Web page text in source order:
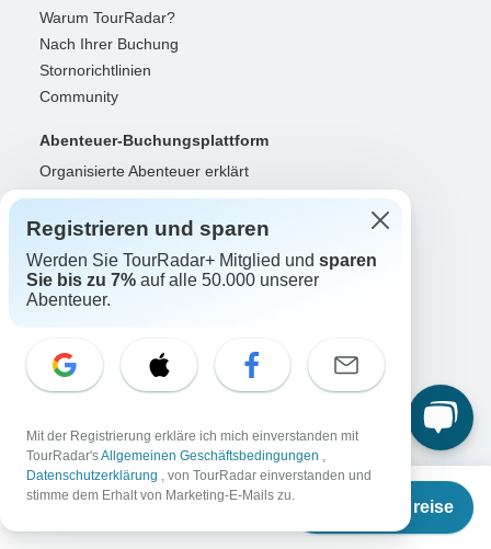
Termine & Preise
Warum TourRadar?
Nach Ihrer Buchung
Stornorichtlinien
Community
Abenteuer-Buchungsplattform
Organisierte Abenteuer erklärt
Vernetzte Geschäftslösungen
Reiseveranstalter
Erfolgreiches Business aufbauen
Zahlungslösungen
Maximieren Sie Direktbuchungen
Login für Veranstalter
Reiseführer des Jahres
Als Reiseführer registrieren
Login für Reiseleiter
Registrieren und sparen
Werden Sie TourRadar+ Mitglied und sparen
Sie bis zu 7% auf alle 50.000 unserer
Abenteuer.
Mit der Registrierung erkläre ich mich einverstanden mit
TourRadar'sAllgemeinen Geschäftsbedingungen ,
Datenschutzerklärung , von TourRadar einverstanden und
stimme dem Erhalt von Marketing-E-Mails zu.